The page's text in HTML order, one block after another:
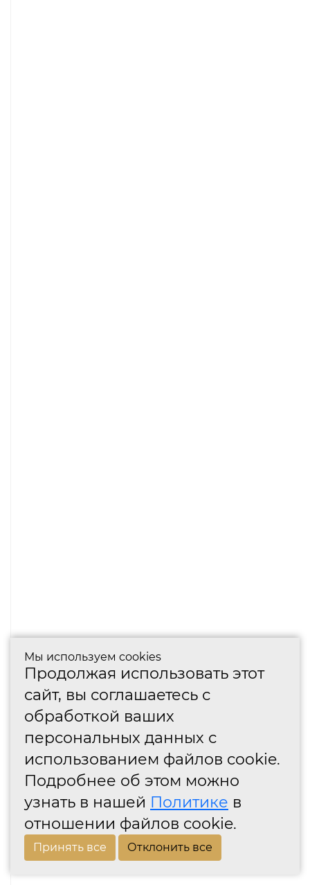
Мы используем cookies
Продолжая использовать этот
сайт, вы соглашаетесь с
обработкой ваших
персональных данных с
использованием файлов cookie.
Подробнее об этом можно
узнать в нашей Политике в
отношении файлов cookie.
Принять все Отклонить все